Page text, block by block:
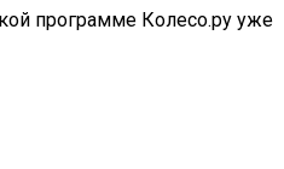
программе Колесо.ру уже